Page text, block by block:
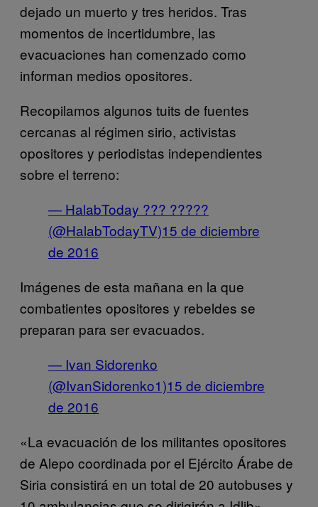
dejado un muerto y tres heridos. Tras
momentos de incertidumbre, las
evacuaciones han comenzado como
informan medios opositores.
Recopilamos algunos tuits de fuentes
cercanas al régimen sirio, activistas
opositores y periodistas independientes
sobre el terreno:
— HalabToday ??? ?????
(@HalabTodayTV)15 de diciembre
de 2016
Imágenes de esta mañana en la que
combatientes opositores y rebeldes se
preparan para ser evacuados.
— Ivan Sidorenko
(@IvanSidorenko1)15 de diciembre
de 2016
«La evacuación de los militantes opositores
de Alepo coordinada por el Ejército Árabe de
Siria consistirá en un total de 20 autobuses y